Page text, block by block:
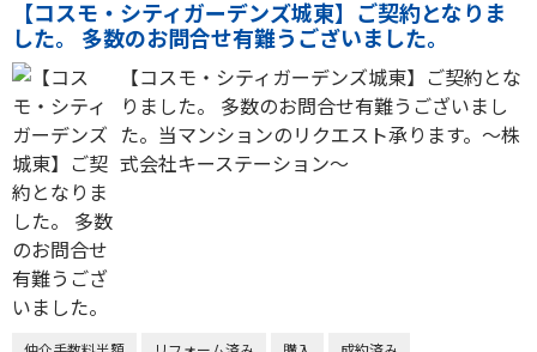
【コスモ・シティガーデンズ城東】ご契約となりま
した。 多数のお問合せ有難うございました。
【コスモ・シティガーデンズ城東】ご契約とな
りました。 多数のお問合せ有難うございまし
た。当マンションのリクエスト承ります。～株
式会社キーステーション～